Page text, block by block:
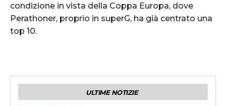
condizione in vista della Coppa Europa, dove
Perathoner, proprio in superG, ha già centrato una
top 10.
ULTIME NOTIZIE